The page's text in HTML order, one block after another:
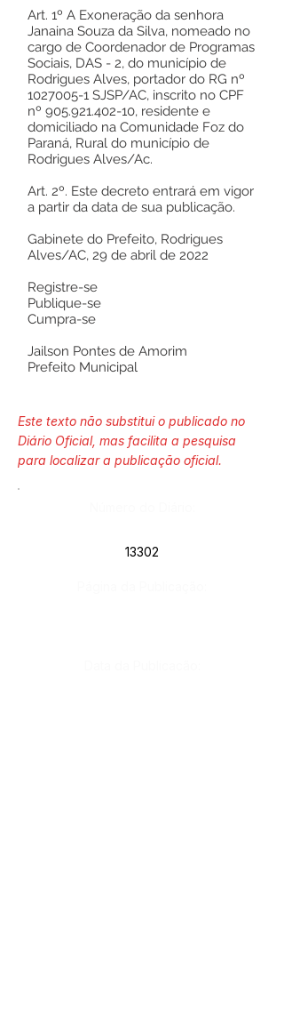
Art. 1º A Exoneração da senhora
Janaina Souza da Silva, nomeado no
cargo de Coordenador de Programas
Sociais, DAS - 2, do município de
Rodrigues Alves, portador do RG nº
1027005-1 SJSP/AC, inscrito no CPF
nº 905.921.402-10, residente e
domiciliado na Comunidade Foz do
Paraná, Rural do município de
Rodrigues Alves/Ac.
Art. 2º. Este decreto entrará em vigor
a partir da data de sua publicação.
Gabinete do Prefeito, Rodrigues
Alves/AC, 29 de abril de 2022
Registre-se
Publique-se
Cumpra-se
Jailson Pontes de Amorim
Prefeito Municipal
Este texto não substitui o publicado no
Diário Oficial, mas facilita a pesquisa
para localizar a publicação oficial.
13302